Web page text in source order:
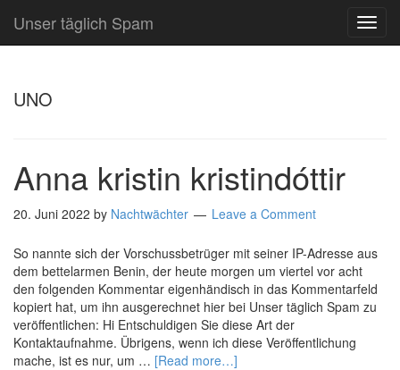
Unser täglich Spam
UNO
Anna kristin kristindóttir
20. Juni 2022 by Nachtwächter Leave a Comment
So nannte sich der Vorschussbetrüger mit seiner IP-Adresse aus
dem bettelarmen Benin, der heute morgen um viertel vor acht
den folgenden Kommentar eigenhändisch in das Kommentarfeld
kopiert hat, um ihn ausgerechnet hier bei Unser täglich Spam zu
veröffentlichen: Hi Entschuldigen Sie diese Art der
Kontaktaufnahme. Übrigens, wenn ich diese Veröffentlichung
mache, ist es nur, um … [Read more…]